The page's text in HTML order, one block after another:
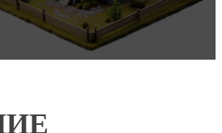
на стену или крышу;
прием сигнала от станции;
или модем с помощью кабеля USB;
вмешательства;
со стабильным соединением готов к
потребностями мы предлагаем